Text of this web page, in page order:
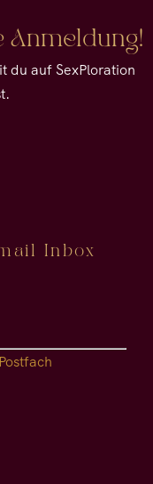
Anmeldung!
du auf SexPloration
Inbox